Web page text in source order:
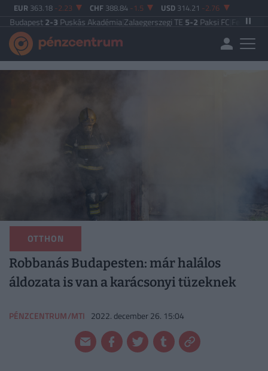
EUR 363.18 -2.23 CHF 388.84 -1.5 USD 314.21 -2.76
2-3Puskás Akadémia|Zalaegerszegi TE5-2Paksi FC|Ferencváros0-0
OTTHON
Robbanás Budapesten: már halálos
áldozata is van a karácsonyi tüzeknek
PÉNZCENTRUM/MTI 2022. december 26. 15:04